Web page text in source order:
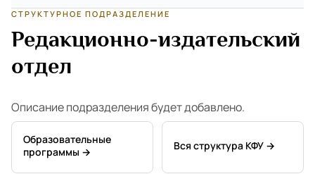
СТРУКТУРНОЕ ПОДРАЗДЕЛЕНИЕ
Редакционно-издательский
отдел
Описание подразделения будет добавлено.
Образовательные
программы →
Вся структура КФУ →